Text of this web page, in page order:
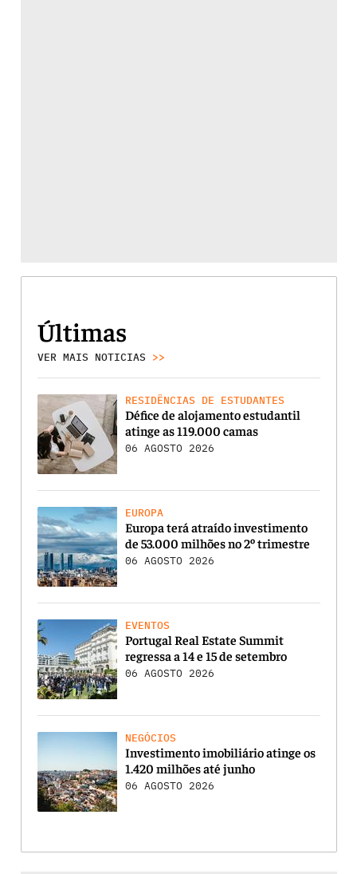
Últimas
VER MAIS NOTICIAS >>
RESIDÊNCIAS DE ESTUDANTES
Défice de alojamento estudantil
atinge as 119.000 camas
06 AGOSTO 2026
EUROPA
Europa terá atraído investimento
de 53.000 milhões no 2º trimestre
06 AGOSTO 2026
EVENTOS
Portugal Real Estate Summit
regressa a 14 e 15 de setembro
06 AGOSTO 2026
NEGÓCIOS
Investimento imobiliário atinge os
1.420 milhões até junho
06 AGOSTO 2026